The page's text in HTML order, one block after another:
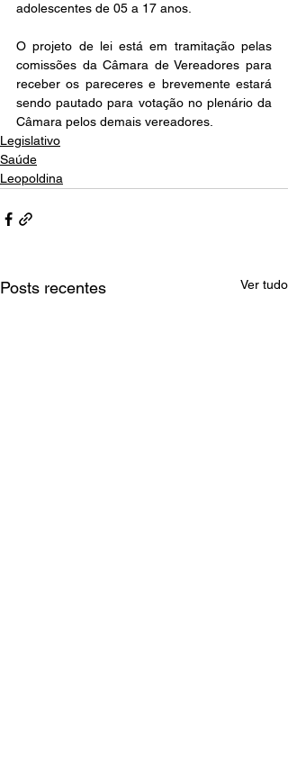
adolescentes de 05 a 17 anos.
O projeto de lei está em tramitação pelas
comissões da Câmara de Vereadores para
receber os pareceres e brevemente estará
sendo pautado para votação no plenário da
Câmara pelos demais vereadores.
Legislativo
Saúde
Leopoldina
Posts recentes Ver tudo